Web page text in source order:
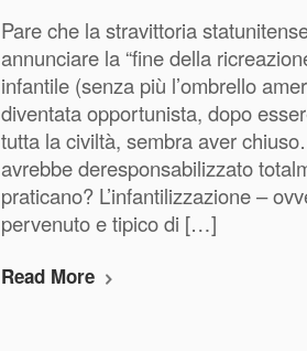
Pare che la stravittoria
annunciare la “fine della
infantile (senza più l’ombrello
diventata opportunista, dopo
tutta la civiltà, sembra aver
avrebbe deresponsabilizzato
praticano? L’infantilizzazione –
pervenuto e tipico di […]
Read More